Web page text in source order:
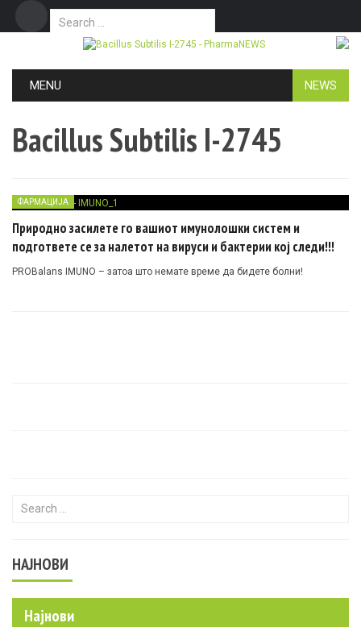
Search for:
MENU NEWS
Bacillus Subtilis I-2745
ФАРМАЦИЈА
Природно засилете го вашиот имунолошки систем и
подгответе се за налетот на вируси и бактерии кој следи!!!
PROBalans IMUNO – затоа што немате време да бидете болни!
Search for:
НАЈНОВИ
Најнови